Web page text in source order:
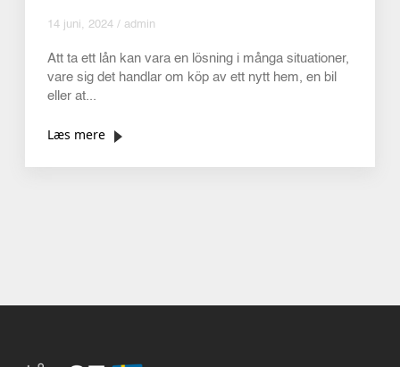
14 juni, 2024 / admin
Att ta ett lån kan vara en lösning i många situationer,
vare sig det handlar om köp av ett nytt hem, en bil
eller at...
Læs mere